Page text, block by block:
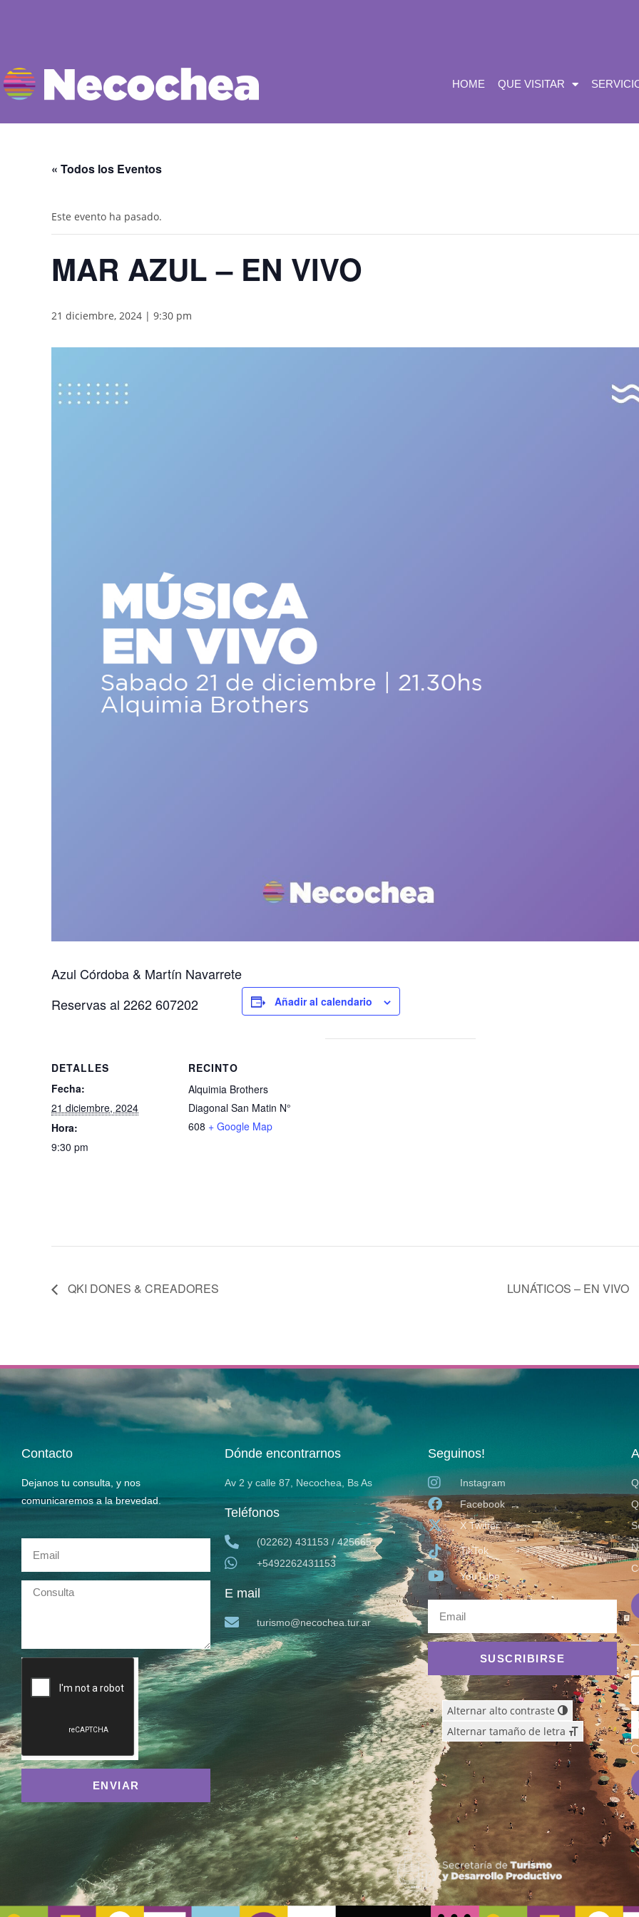
HOME QUE VISITAR
« Todos los Eventos
Este evento ha pasado.
MAR AZUL – EN VIVO
21 diciembre, 2024 | 9:30 pm
Azul Córdoba & Martín Navarrete
Reservas al 2262 607202
Añadir al calendario
DETALLES
Fecha:
21 diciembre, 2024
Hora:
9:30 pm
RECINTO
Alquimia Brothers
Diagonal San Matin N°
608 + Google Map
QKI DONES & CREADORES LUNÁTICOS – EN VIVO
Contacto
Dejanos tu consulta, y nos
comunicaremos a la brevedad.
ENVIAR
Dónde encontrarnos
Av 2 y calle 87, Necochea, Bs As
Teléfonos
(02262) 431153 / 425665
+5492262431153
E mail
turismo@necochea.tur.ar
Seguinos!
Instagram
Facebook
X Twitter
TikTok
YouTube
SUSCRIBIRSE
Alternar alto contraste
Alternar tamaño de letra